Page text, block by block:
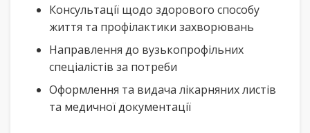
Консультації щодо здорового способу
життя та профілактики захворювань
Направлення до вузькопрофільних
спеціалістів за потреби
Оформлення та видача лікарняних листів
та медичної документації